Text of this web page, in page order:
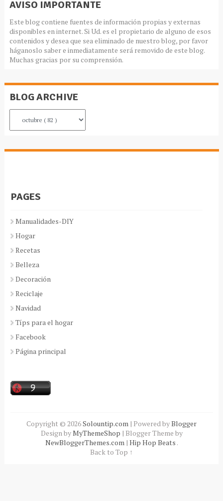
AVISO IMPORTANTE
Este blog contiene fuentes de información propias y externas
disponibles en internet. Si Ud. es el propietario de alguno de esos
contenidos y desea que sea eliminado de nuestro blog, por favor
háganoslo saber e inmediatamente será removido de este blog.
Muchas gracias por su comprensión.
BLOG ARCHIVE
PAGES
Manualidades-DIY
Hogar
Recetas
Belleza
Decoración
Reciclaje
Navidad
Típs para el hogar
Facebook
Página principal
Copyright © 2026Solountip.com | Powered byBlogger
Design byMyThemeShop | Blogger Theme by
NewBloggerThemes.com | Hip Hop Beats .
Back to Top ↑